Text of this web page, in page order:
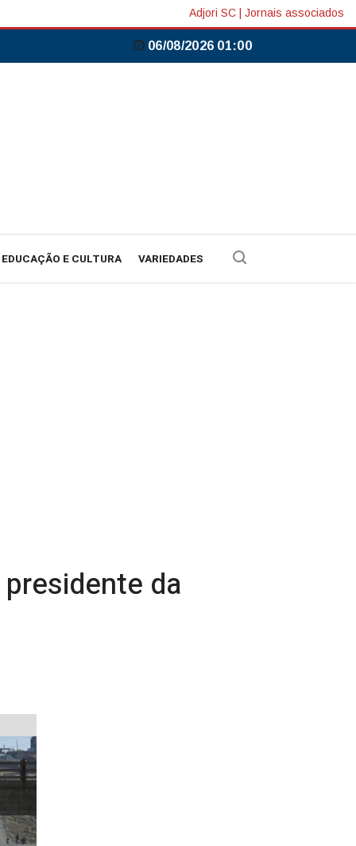
Adjori SC Jornais associados
06/08/2026 01:00
EDUCAÇÃO E CULTURA VARIEDADES
da